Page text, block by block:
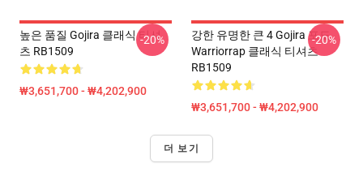
높은 품질 Gojira 클래식 티셔
츠 RB1509
₩3,651,700 - ₩4,202,900
-20%
강한 유명한 큰 4 Gojira 포도
Warriorrap 클래식 티셔츠
RB1509
₩3,651,700 - ₩4,202,900
-20%
더 보기